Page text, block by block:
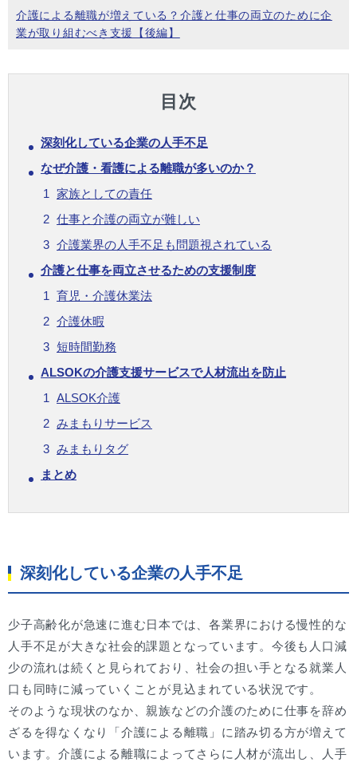
介護による離職が増えている？介護と仕事の両立のために企
業が取り組むべき支援【後編】
目次
深刻化している企業の人手不足
なぜ介護・看護による離職が多いのか？
家族としての責任
仕事と介護の両立が難しい
介護業界の人手不足も問題視されている
介護と仕事を両立させるための支援制度
育児・介護休業法
介護休暇
短時間勤務
ALSOKの介護支援サービスで人材流出を防止
ALSOK介護
みまもりサービス
みまもりタグ
まとめ
深刻化している企業の人手不足
少子高齢化が急速に進む日本では、各業界における慢性的な
人手不足が大きな社会的課題となっています。今後も人口減
少の流れは続くと見られており、社会の担い手となる就業人
口も同時に減っていくことが見込まれている状況です。
そのような現状のなか、親族などの介護のために仕事を辞め
ざるを得なくなり「介護による離職」に踏み切る方が増えて
います。介護による離職によってさらに人材が流出し、人手